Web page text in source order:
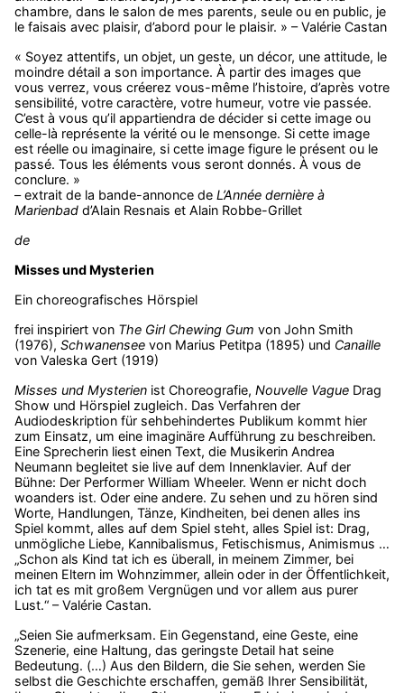
chambre, dans le salon de mes parents, seule ou en public, je
le faisais avec plaisir, d’abord pour le plaisir. » – Valérie Castan
« Soyez attentifs, un objet, un geste, un décor, une attitude, le
moindre détail a son importance. À partir des images que
vous verrez, vous créerez vous-même l’histoire, d’après votre
sensibilité, votre caractère, votre humeur, votre vie passée.
C’est à vous qu’il appartiendra de décider si cette image ou
celle-là représente la vérité ou le mensonge. Si cette image
est réelle ou imaginaire, si cette image figure le présent ou le
passé. Tous les éléments vous seront donnés. À vous de
conclure. »
– extrait de la bande-annonce de L’Année dernière à
Marienbad d’Alain Resnais et Alain Robbe-Grillet
de
Misses und Mysterien
Ein choreografisches Hörspiel
frei inspiriert von The Girl Chewing Gum von John Smith
(1976), Schwanensee von Marius Petitpa (1895) und Canaille
von Valeska Gert (1919)
Misses und Mysterien ist Choreografie, Nouvelle Vague Drag
Show und Hörspiel zugleich. Das Verfahren der
Audiodeskription für sehbehindertes Publikum kommt hier
zum Einsatz, um eine imaginäre Aufführung zu beschreiben.
Eine Sprecherin liest einen Text, die Musikerin Andrea
Neumann begleitet sie live auf dem Innenklavier. Auf der
Bühne: Der Performer William Wheeler. Wenn er nicht doch
woanders ist. Oder eine andere. Zu sehen und zu hören sind
Worte, Handlungen, Tänze, Kindheiten, bei denen alles ins
Spiel kommt, alles auf dem Spiel steht, alles Spiel ist: Drag,
unmögliche Liebe, Kannibalismus, Fetischismus, Animismus …
„Schon als Kind tat ich es überall, in meinem Zimmer, bei
meinen Eltern im Wohnzimmer, allein oder in der Öffentlichkeit,
ich tat es mit großem Vergnügen und vor allem aus purer
Lust.“ – Valérie Castan.
„Seien Sie aufmerksam. Ein Gegenstand, eine Geste, eine
Szenerie, eine Haltung, das geringste Detail hat seine
Bedeutung. (…) Aus den Bildern, die Sie sehen, werden Sie
selbst die Geschichte erschaffen, gemäß Ihrer Sensibilität,